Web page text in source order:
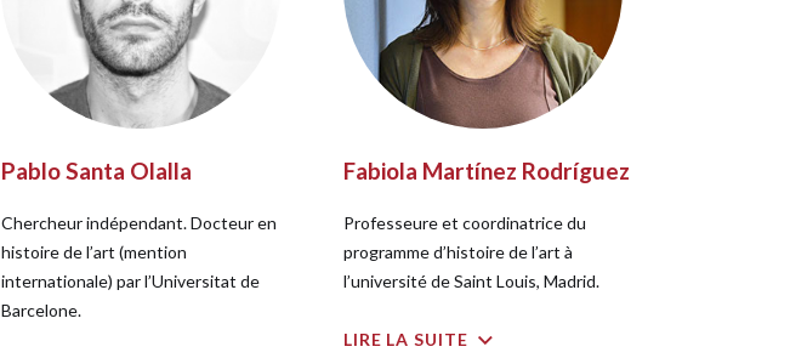
Pablo Santa Olalla
Chercheur indépendant. Docteur en
histoire de l’art (mention
internationale) par l’Universitat de
Barcelone.
Fabiola Martínez Rodríguez
Professeure et coordinatrice du
programme d’histoire de l’art à
l’université de Saint Louis, Madrid.
LIRE LA SUITE